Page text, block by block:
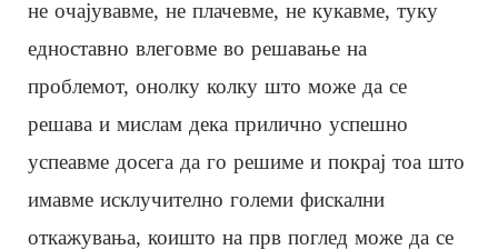
не очајувавме, не плачевме, не кукавме, туку
едноставно влеговме во решавање на
проблемот, онолку колку што може да се
решава и мислам дека прилично успешно
успеавме досега да го решиме и покрај тоа што
имавме исклучително големи фискални
откажувања, коишто на прв поглед може да се